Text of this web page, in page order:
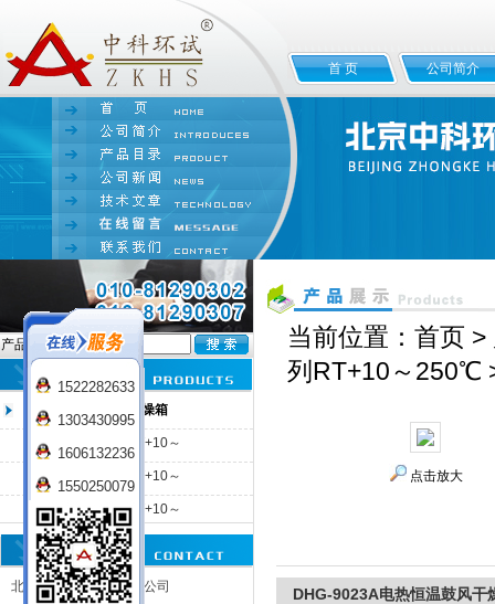
北京中科环试仪器有限公司
首 页 公司简介
产品名:
台式电热恒温鼓风干燥箱
DHG-9000系列RT+10～
DHG-9003系列RT+10～
DHG-9005系列RT+10～
300℃
北京中科环试仪器有限公司
当前位置： 首页 >
列RT+10～250℃
点击放大
DHG-9023A电热恒温鼓风干
1522282633
1303430995
1606132236
1550250079